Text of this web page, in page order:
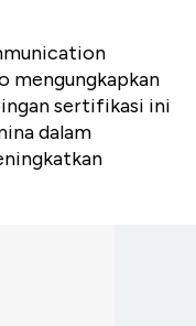
mengungkapkan
sertifikasi ini
dalam